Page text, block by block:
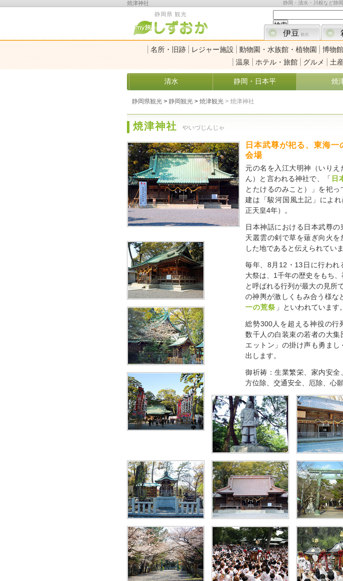
焼津神社 静岡・清水・川根など静
静岡県 観光
伊豆 観光
名所・旧跡 レジャー施設 動物園・水族館・植物園 博物
温泉
ホテル・旅館 グルメ 土
清水 静岡・日本平 焼
静岡県観光 > 静岡観光 > 焼津観光 > 焼津神社
焼津神社 やいづじんじゃ
日本武尊が祀る、東海一
会場
元の名を入江大明神（いりえ
ん）と言われる神社で、「 日
とたけるのみこと）」を祀っ
建は「駿河国風土記」によ
正天皇4年）。
日本神話における日本武尊の
天叢雲の剣で草を薙ぎ向火を
した地であると伝えられていま
毎年、8月12・13日に行われ
大祭は、1千年の歴史をもち、
と呼ばれる行列が最大の見所
の神輿が激しくもみ合う様な
一の荒祭 」といわれています。
総勢300人を超える神役の行
数千人の白装束の若者の大集
エットン」の掛け声も勇まし
出します。
御祈祷：生業繁栄、家内安全
方位除、交通安全、厄除、心